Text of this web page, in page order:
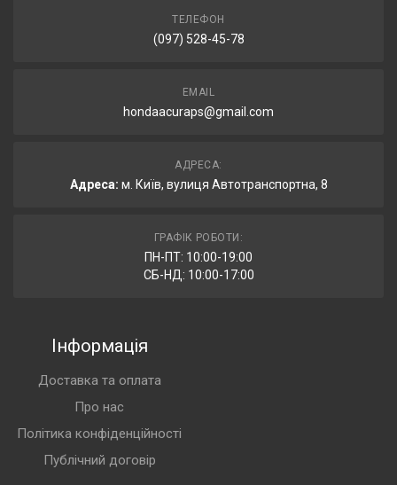
ТЕЛЕФОН
(097) 528-45-78
EMAIL
hondaacuraps@gmail.com
АДРЕСА:
Адреса: м. Київ, вулиця Автотранспортна, 8
ГРАФІК РОБОТИ:
ПН-ПТ: 10:00-19:00
СБ-НД: 10:00-17:00
Інформація
Доставка та оплата
Про нас
Політика конфіденційності
Публічний договір